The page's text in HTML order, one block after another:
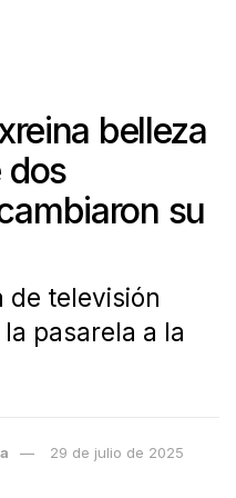
belleza
dos
su
de televisión
pasarela a la
29 de julio de 2025